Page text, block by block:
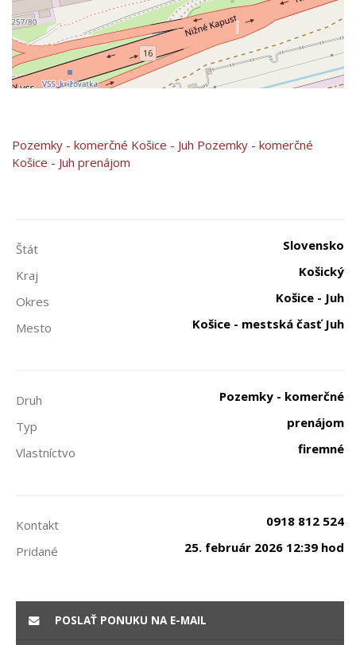
Pozemky - komerčné Košice - Juh Pozemky - komerčné
Košice - Juh prenájom
Štát
Slovensko
Kraj
Košický
Okres
Košice - Juh
Mesto
Košice - mestská časť Juh
Druh
Pozemky - komerčné
Typ
prenájom
Vlastníctvo
firemné
Kontakt
0918 812 524
Pridané
25. február 2026 12:39 hod
POSLAŤ PONUKU NA E-MAIL